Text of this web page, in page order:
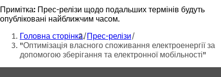
Примітка: Прес-релізи щодо подальших термінів будуть
опубліковані найближчим часом.
Ти
тут:
Головна сторінка Прес-релізи
"Оптимізація власного споживання електроенергії за
допомогою зберігання та електронної мобільності"